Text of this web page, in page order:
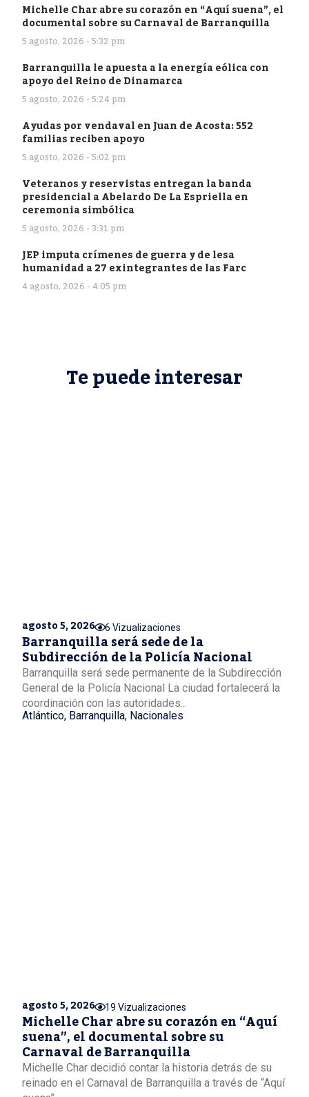
Michelle Char abre su corazón en “Aquí suena”, el
documental sobre su Carnaval de Barranquilla
5 agosto, 2026 - 5:32 pm
Barranquilla le apuesta a la energía eólica con
apoyo del Reino de Dinamarca
5 agosto, 2026 - 5:24 pm
Ayudas por vendaval en Juan de Acosta: 552
familias reciben apoyo
5 agosto, 2026 - 5:02 pm
Veteranos y reservistas entregan la banda
presidencial a Abelardo De La Espriella en
ceremonia simbólica
5 agosto, 2026 - 3:31 pm
JEP imputa crímenes de guerra y de lesa
humanidad a 27 exintegrantes de las Farc
4 agosto, 2026 - 4:05 pm
Te puede interesar
agosto 5, 2026 6 Vizualizaciones
Barranquilla será sede de la
Subdirección de la Policía Nacional
Barranquilla será sede permanente de la Subdirección
General de la Policía Nacional La ciudad fortalecerá la
coordinación con las autoridades...
Atlántico, Barranquilla, Nacionales
agosto 5, 2026 19 Vizualizaciones
Michelle Char abre su corazón en “Aquí
suena”, el documental sobre su
Carnaval de Barranquilla
Michelle Char decidió contar la historia detrás de su
reinado en el Carnaval de Barranquilla a través de “Aquí